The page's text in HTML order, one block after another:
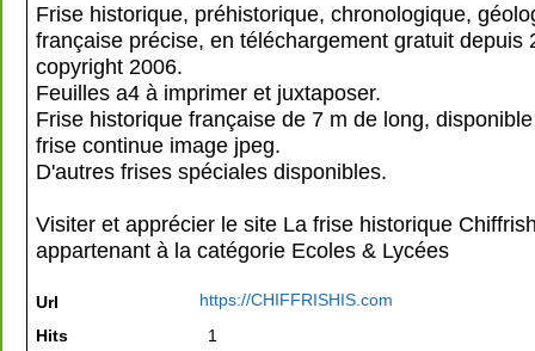
Frise historique, préhistorique, chronologique,
française précise, en téléchargement gratuit depuis
copyright 2006.
Feuilles a4 à imprimer et juxtaposer.
Frise historique française de 7 m de long,
frise continue image jpeg.
D'autres frises spéciales disponibles.
Visiter et apprécier le site La frise historique
appartenant à la catégorie Ecoles & Lycées
Url
https://CHIFFRISHIS.com
Hits
1